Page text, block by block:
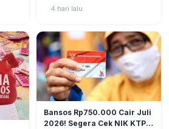
4 hari lalu
Bansos Rp750.000 Cair Juli
2026! Segera Cek NIK KTP